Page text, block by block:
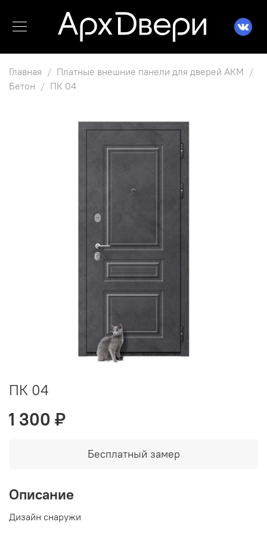
Главная
Платные внешние панели для дверей АКМ
Бетон
ПК 04
ПК 04
1 300 ₽
Бесплатный замер
Описание
Дизайн снаружи